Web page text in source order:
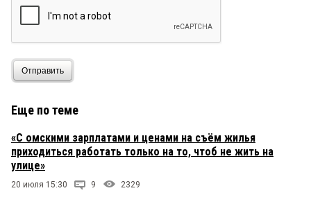
Отправить
Еще по теме
«С омскими зарплатами и ценами на съём жилья
приходиться работать только на то, чтоб не жить на
улице»
20 июля 15:30 9 2329